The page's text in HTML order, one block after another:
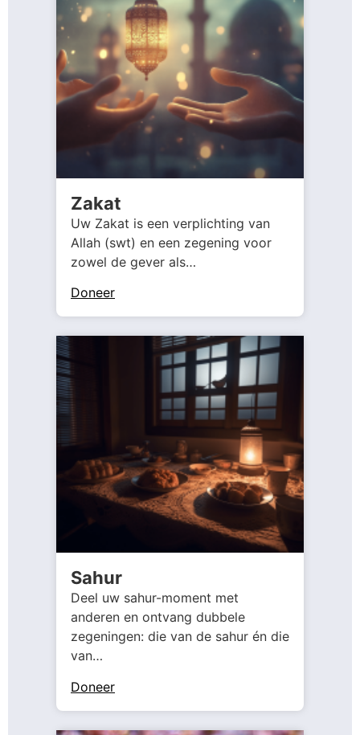
Zakat
Uw Zakat is een verplichting van
Allah (swt) en een zegening voor
zowel de gever als…
Doneer
Sahur
Deel uw sahur-moment met
anderen en ontvang dubbele
zegeningen: die van de sahur én die
van…
Doneer